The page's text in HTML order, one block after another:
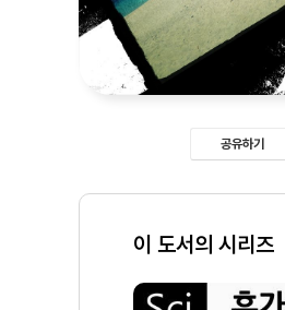
공유하기
이 도서의 시리즈